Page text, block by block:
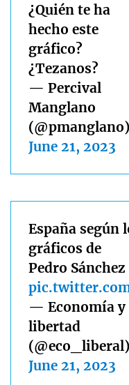
¿Quién te ha
hecho este
gráfico?
¿Tezanos?
— Percival
Manglano
(@pmanglano)
June 21, 2023
España según
gráficos de
Pedro Sánchez
— Economía y
libertad
(@eco_liberal)
June 21, 2023